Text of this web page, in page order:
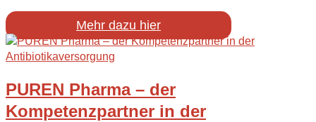
Mehr dazu hier
PUREN Pharma – der
Kompetenzpartner in der